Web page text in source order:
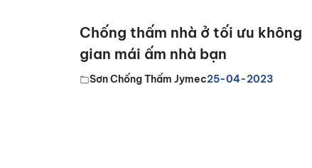
Chống thấm nhà ở tối ưu không
gian mái ấm nhà bạn
Sơn Chống Thấm Jymec25-04-2023